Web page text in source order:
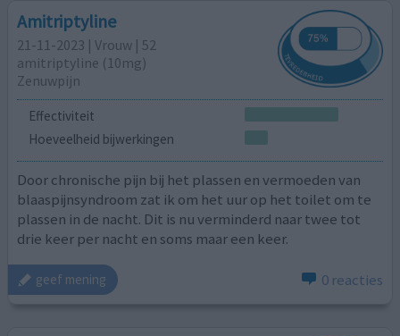
Amitriptyline
21-11-2023 | Vrouw | 52
amitriptyline (10mg)
Zenuwpijn
Effectiviteit
Hoeveelheid bijwerkingen
Door chronische pijn bij het plassen en vermoeden van
blaaspijnsyndroom zat ik om het uur op het toilet om te
plassen in de nacht. Dit is nu verminderd naar twee tot
drie keer per nacht en soms maar een keer.
geef mening 0 reacties